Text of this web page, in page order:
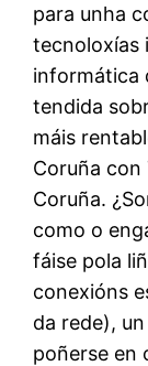
para unha
tecnoloxías
informática
tendida
máis
Coruña con
Coruña.
como o
fáise pola
conexións
da rede),
poñerse en